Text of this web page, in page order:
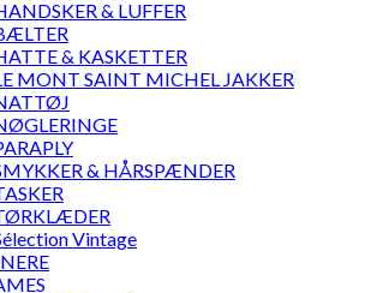
& LUFFER
& KASKETTER
MONT SAINT MICHEL JAKKER
& HÅRSPÆNDER
Vintage